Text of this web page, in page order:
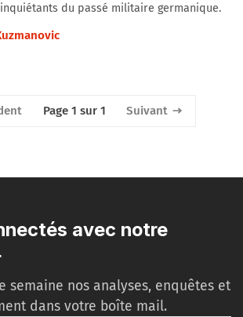
du passé militaire germanique.
Page 1 sur 1 Suivant
avec notre
semaine nos analyses, enquêtes et
dans votre boîte mail.